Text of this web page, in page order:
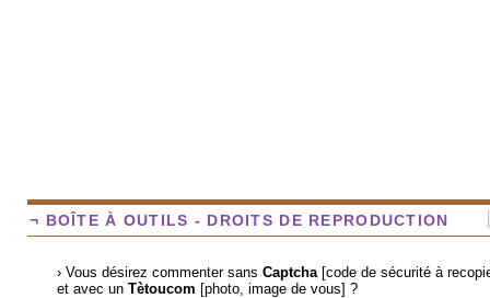
¬ BOÎTE À OUTILS - DROITS DE REPRODUCTION
› Vous désirez commenter sans Captcha [code de sécurité à
et avec un Tètoucom [photo, image de vous] ?